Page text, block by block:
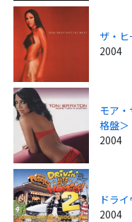
ザ・
2004
モア
格盤＞
2004
ドラ
2004